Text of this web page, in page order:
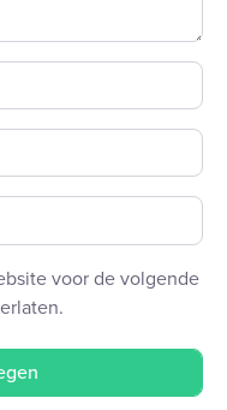
voor de volgende